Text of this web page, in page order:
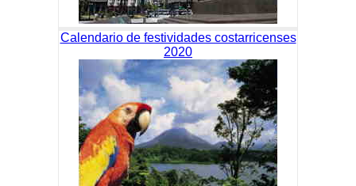
Calendario de festividades costarricenses
2020